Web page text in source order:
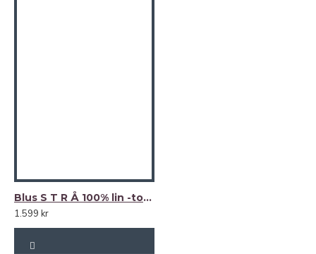
Blus S T R Å 100% lin -toffee (kanel)-
1.599 kr